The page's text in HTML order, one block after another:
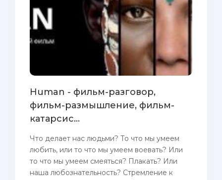
Human - фильм-разговор,
фильм-размышление, фильм-
катарсис...
Что делает нас людьми? То что мы умеем
любить, или то что мы умеем воевать? Или
то что мы умеем смеяться? Плакать? Или
наша любознательность? Стремление к